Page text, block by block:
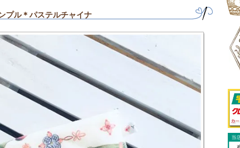
プル＊パステルチャイナ